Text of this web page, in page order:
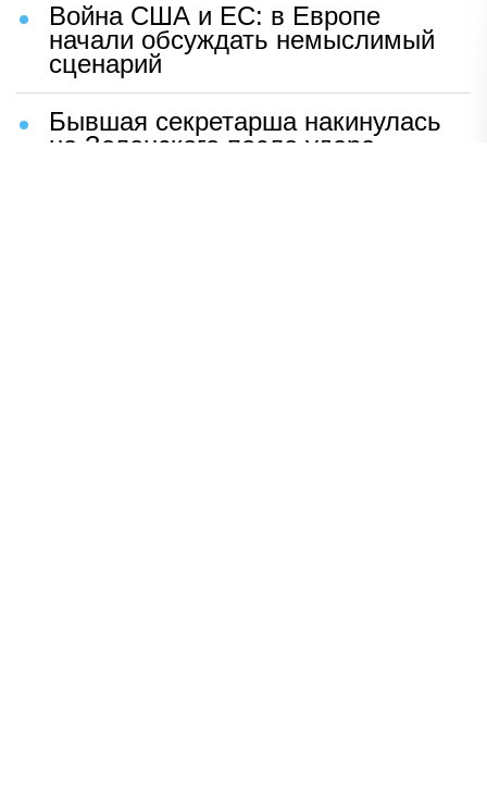
Война США и ЕС: в Европе
начали обсуждать немыслимый
сценарий
Бывшая секретарша накинулась
на Зеленского после удара